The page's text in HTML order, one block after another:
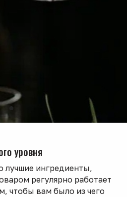
уровня
лучшие ингредиенты,
регулярно работает
чтобы вам было из чего